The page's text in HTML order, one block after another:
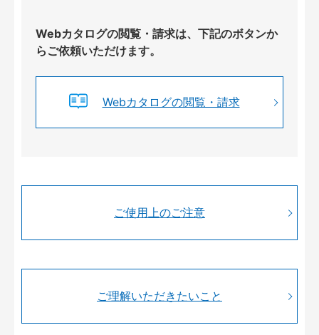
Webカタログの閲覧・請求は、下記のボタンか
らご依頼いただけます。
Webカタログの閲覧・請求
ご使用上のご注意
ご理解いただきたいこと